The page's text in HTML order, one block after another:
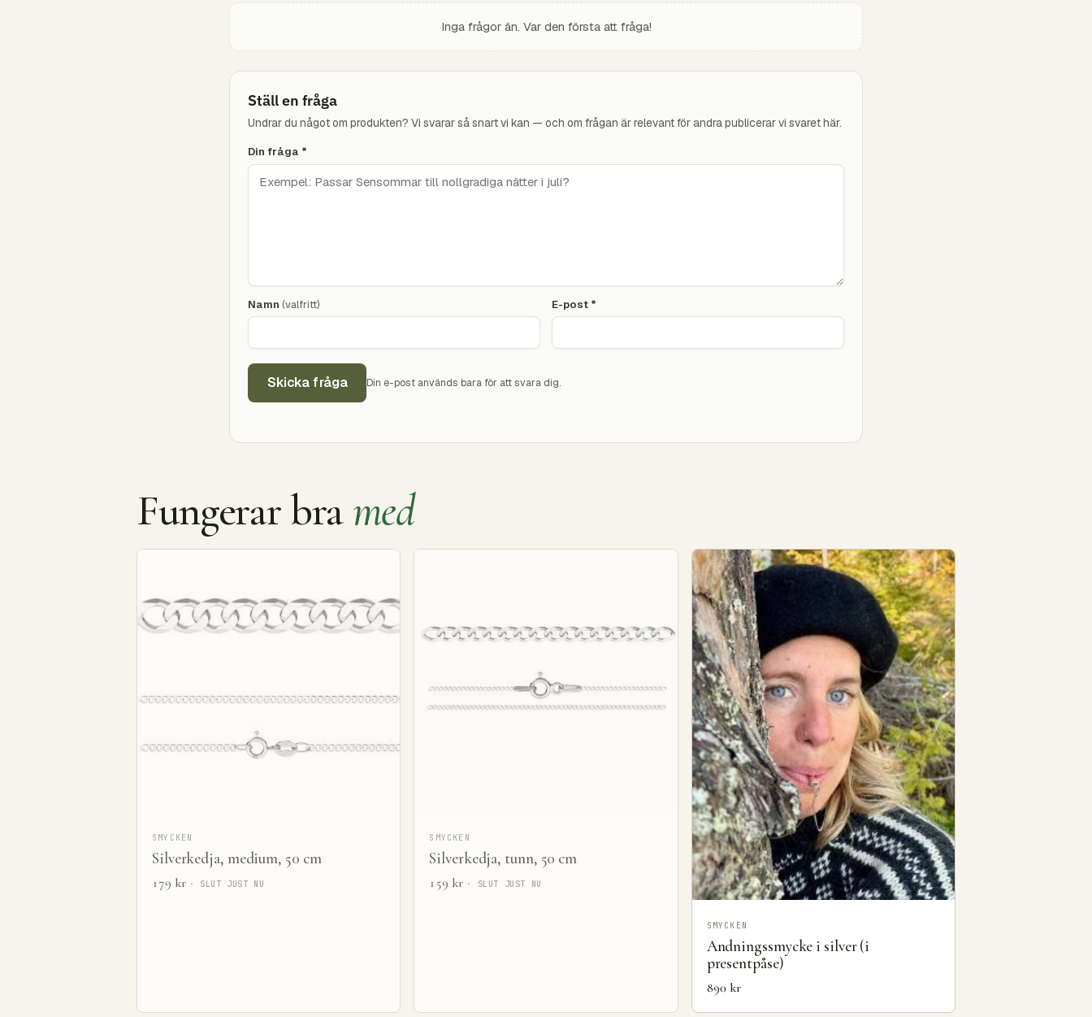
Inga frågor än. Var den första att fråga!
Ställ en fråga
Undrar du något om produkten? Vi svarar så snart vi kan — och om frågan är relevant för andra publicerar vi svaret här.
Din fråga *
Namn (valfritt) E-post *
Skicka fråga Din e-post används bara för att svara dig.
Fungerar bramed
SMYCKEN
Silverkedja, medium, 50 cm
179 kr · SLUT JUST NU
SMYCKEN
Silverkedja, tunn, 50 cm
159 kr · SLUT JUST NU
SMYCKEN
Andningssmycke i silver (i
presentpåse)
890 kr